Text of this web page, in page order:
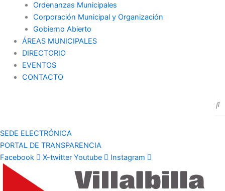
Ordenanzas Municipales
Corporación Municipal y Organización
Gobierno Abierto
ÁREAS MUNICIPALES
DIRECTORIO
EVENTOS
CONTACTO
SEDE ELECTRÓNICA
PORTAL DE TRANSPARENCIA
Facebook
X-twitter Youtube Instagram